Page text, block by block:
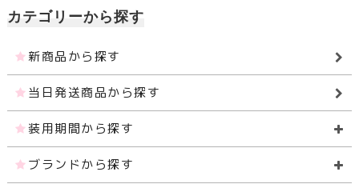
カテゴリーから探す
新商品から探す
当日発送商品から探す
装用期間から探す
ブランドから探す